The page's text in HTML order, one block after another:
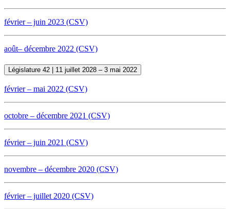
février – juin 2023 (CSV)
août– décembre 2022 (CSV)
Législature 42 | 11 juillet 2028 – 3 mai 2022
février – mai 2022 (CSV)
octobre – décembre 2021 (CSV)
février – juin 2021 (CSV)
novembre – décembre 2020 (CSV)
février – juillet 2020 (CSV)